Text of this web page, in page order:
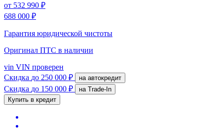
от 532 990 ₽
688 000 ₽
Гарантия юридической чистоты
Оригинал ПТС в наличии
vin VIN проверен
Скидка до 250 000 ₽ на автокредит
Скидка до 150 000 ₽
на Trade-In
Купить в кредит